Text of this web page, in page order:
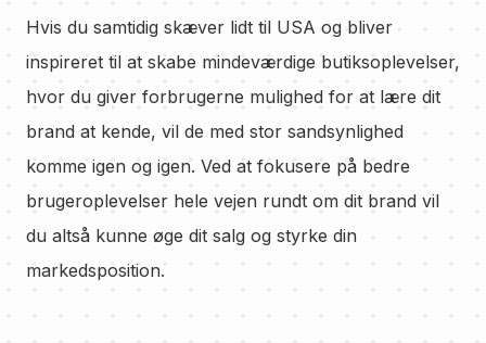
Hvis du samtidig skæver lidt til USA og bliver
inspireret til at skabe mindeværdige butiksoplevelser,
hvor du giver forbrugerne mulighed for at lære dit
brand at kende, vil de med stor sandsynlighed
komme igen og igen. Ved at fokusere på bedre
brugeroplevelser hele vejen rundt om dit brand vil
du altså kunne øge dit salg og styrke din
markedsposition.